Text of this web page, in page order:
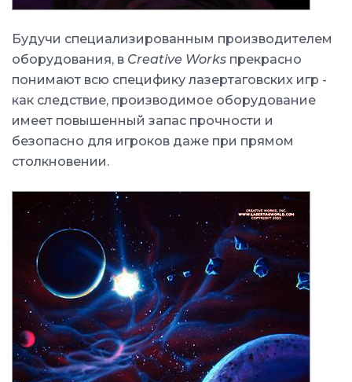
Будучи специализированным производителем
оборудования, в Creative Works прекрасно
понимают всю специфику лазертаговских игр -
как следствие, производимое оборудование
имеет повышенный запас прочности и
безопасно для игроков даже при прямом
столкновении.